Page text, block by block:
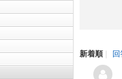
新着順｜